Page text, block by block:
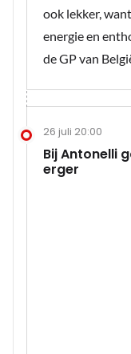
ook lekker,
energie en
de GP van
26 juli 20:00
Bij Antonelli
erger